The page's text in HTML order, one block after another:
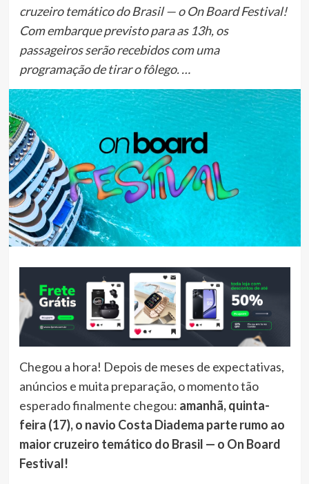
cruzeiro temático do Brasil — o On Board Festival!
Com embarque previsto para as 13h, os
passageiros serão recebidos com uma
programação de tirar o fôlego. …
Chegou a hora! Depois de meses de expectativas,
anúncios e muita preparação, o momento tão
esperado finalmente chegou: amanhã, quinta-
feira (17), o navio Costa Diadema parte rumo ao
maior cruzeiro temático do Brasil — o On Board
Festival!